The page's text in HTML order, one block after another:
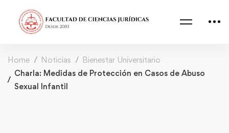
Home Noticias
Bienestar Universitario
Charla: Medidas de Protección en Casos de Abuso
Sexual Infantil